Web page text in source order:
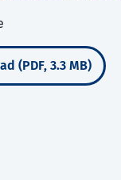
(PDF, 3.3 MB)